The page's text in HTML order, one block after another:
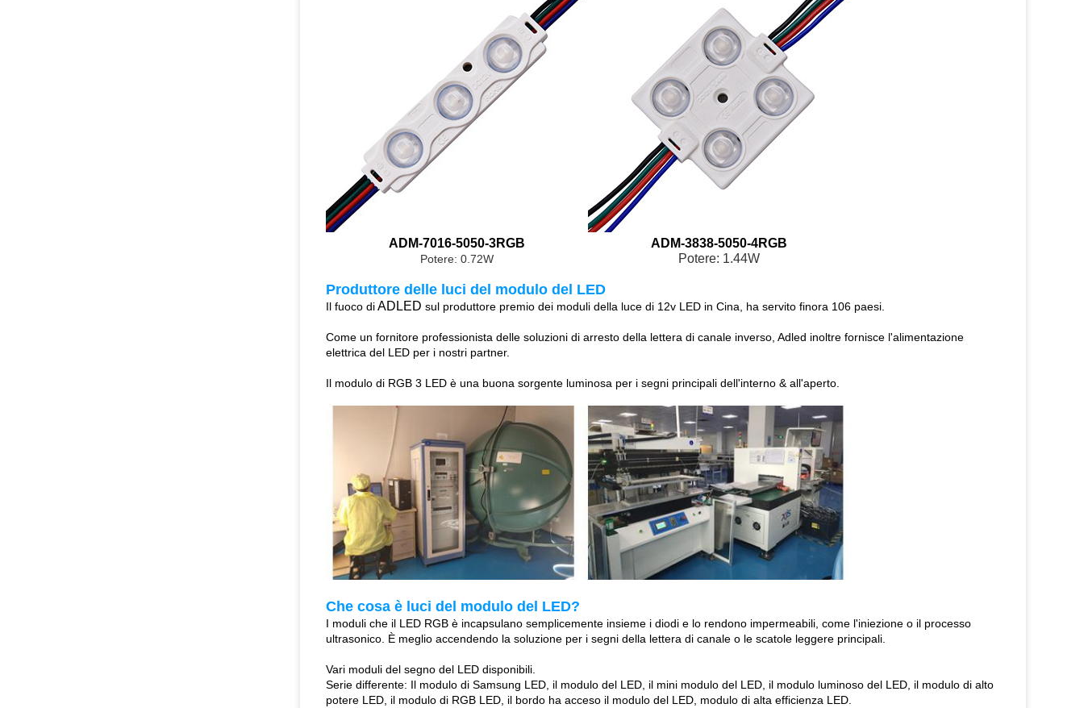
ADM-7016-5050-3RGB
Potere: 0.72W
ADM-3838-5050-4RGB
Potere: 1.44W
Produttore delle luci del modulo del LED
Il fuoco diADLED sul produttore premio dei moduli della luce di 12v LED in Cina, ha servito finora 106 paesi.
Come un fornitore professionista delle soluzioni di arresto della lettera di canale inverso, Adled inoltre fornisce l'alimentazione
elettrica del LED per i nostri partner.
Il modulo di RGB 3 LED è una buona sorgente luminosa per i segni principali dell'interno & all'aperto.
Che cosa è luci del modulo del LED?
I moduli che il LED RGB è incapsulano semplicemente insieme i diodi e lo rendono impermeabili, come l'iniezione o il processo
ultrasonico. È meglio accendendo la soluzione per i segni della lettera di canale o le scatole leggere principali.
Vari moduli del segno del LED disponibili.
Serie differente: Il modulo di Samsung LED, il modulo del LED, il mini modulo del LED, il modulo luminoso del LED, il modulo di alto
potere LED, il modulo di RGB LED, il bordo ha acceso il modulo del LED, modulo di alta efficienza LED.